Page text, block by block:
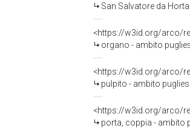
San Salvatore da
<https://w3id.org/arco/
organo - ambito
<https://w3id.org/arco/
pulpito - ambito
<https://w3id.org/arco/
porta, coppia - ambito